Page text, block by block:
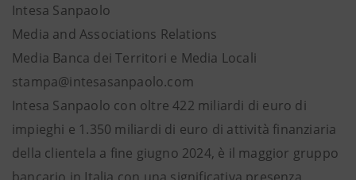
Intesa Sanpaolo
Media and Associations Relations
Media Banca dei Territori e Media Locali
stampa@intesasanpaolo.com
Intesa Sanpaolo con oltre 422 miliardi di euro di
impieghi e 1.350 miliardi di euro di attività finanziaria
della clientela a fine giugno 2024, è il maggior gruppo